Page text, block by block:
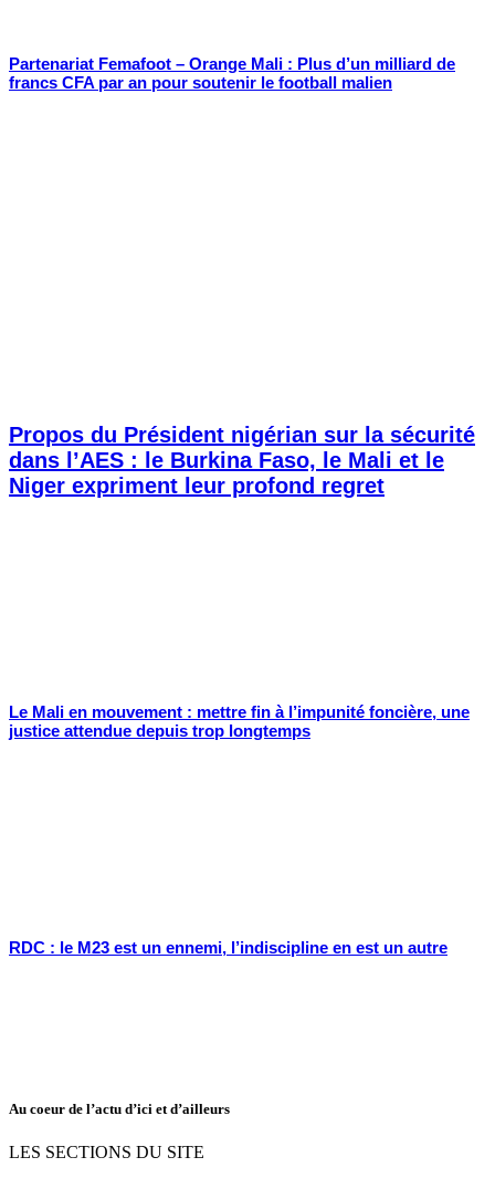
Partenariat Femafoot – Orange Mali : Plus d’un milliard de
francs CFA par an pour soutenir le football malien
Propos du Président nigérian sur la sécurité
dans l’AES : le Burkina Faso, le Mali et le
Niger expriment leur profond regret
Le Mali en mouvement : mettre fin à l’impunité foncière, une
justice attendue depuis trop longtemps
RDC : le M23 est un ennemi, l’indiscipline en est un autre
Au coeur de l’actu d’ici et d’ailleurs
LES SECTIONS DU SITE